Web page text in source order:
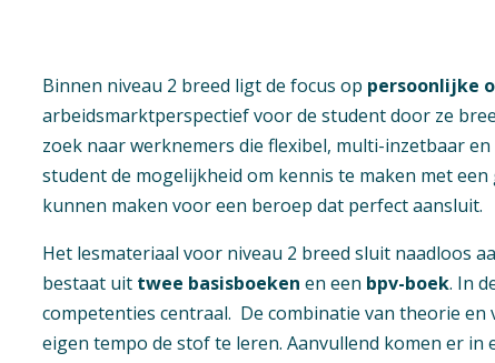
Binnen niveau 2 breed ligt de focus op persoonlijke
arbeidsmarktperspectief voor de student door ze
zoek naar werknemers die flexibel, multi-inzetbaar
student de mogelijkheid om kennis te maken met
kunnen maken voor een beroep dat perfect aansluit.
Het lesmateriaal voor niveau 2 breed sluit naadloos
bestaat uit twee basisboeken en een bpv-boek. In
competenties centraal. De combinatie van theorie
eigen tempo de stof te leren. Aanvullend komen er